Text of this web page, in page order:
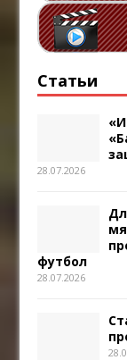
Статьи
28.07.2026
футбол
28.07.2026